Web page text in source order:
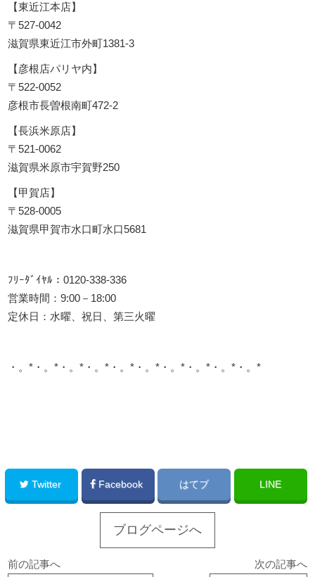
【東近江本店】
〒527-0042
滋賀県東近江市外町1381-3
【彦根店パリヤ内】
〒522-0052
彦根市長曽根南町472-2
【長浜米原店】
〒521-0062
滋賀県米原市宇賀野250
【甲賀店】
〒528-0005
滋賀県甲賀市水口町水口5681
ﾌﾘｰﾀﾞｲﾔﾙ：0120-338-336
営業時間：9:00－18:00
定休日：水曜、祝日、第三火曜
・。*・。*・。*・。*・。*・。*・。*・。*・。*・。*
Twitter Facebook はてブ LINE
ブログページへ
前の記事へ 次の記事へ